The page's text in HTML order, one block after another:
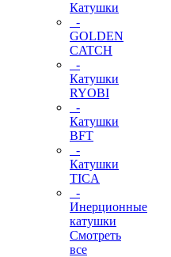
Катушки
-
GOLDEN
CATCH
-
Катушки
RYOBI
-
Катушки
BFT
-
Катушки
TICA
-
Инерционные
катушки
Смотреть
все